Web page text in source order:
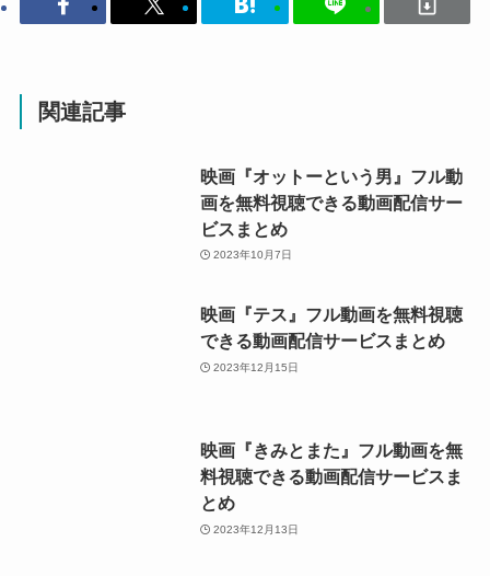
関連記事
映画『オットーという男』フル動
画を無料視聴できる動画配信サー
ビスまとめ
2023年10月7日
映画『テス』フル動画を無料視聴
できる動画配信サービスまとめ
2023年12月15日
映画『きみとまた』フル動画を無
料視聴できる動画配信サービスま
とめ
2023年12月13日